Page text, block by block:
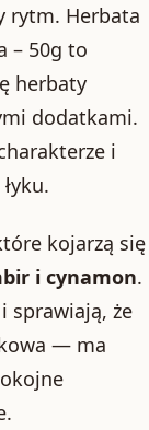
rytm. Herbata
– 50g to
herbaty
dodatkami.
i
kojarzą się
i cynamon.
sprawiają, że
— ma